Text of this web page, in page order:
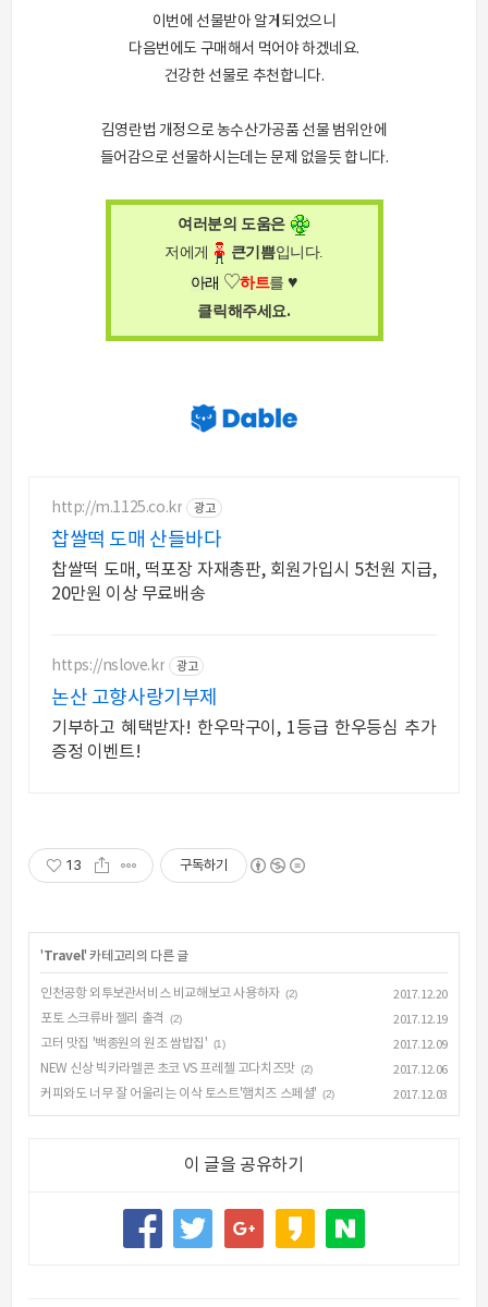
이번에 선물받아 알게되었으니
다음번에도 구매해서 먹어야 하겠네요.
건강한 선물로 추천합니다.
김영란법 개정으로 농수산가공품 선물 범위안에
들어감으로 선물하시는데는 문제 없을듯 합니다.
여러분의 도움은
저에게
큰기쁨입니다.
아래 ♡하트를 ♥
클릭해주세요.
http://m.1125.co.kr 광고
찹쌀떡 도매 산들바다
찹쌀떡 도매, 떡포장 자재총판, 회원가입시 5천원 지급,
20만원 이상 무료배송
https://nslove.kr 광고
논산 고향사랑기부제
기부하고 혜택받자! 한우막구이, 1등급 한우등심 추가
증정 이벤트!
13 구독하기
'Travel' 카테고리의 다른 글
인천공항 외투보관서비스 비교해보고 사용하자 (2)
2017.12.20
포토 스크류바 젤리 출격
(2)
2017.12.19
고터 맛집 '백종원의 원조 쌈밥집' (1)
2017.12.09
NEW 신상 빅카라멜콘 초코 VS 프레첼 고다치즈맛 (2)
2017.12.06
커피와도 너무 잘 어울리는 이삭 토스트'햄치즈 스페셜' (2) 2017.12.03
이 글을 공유하기